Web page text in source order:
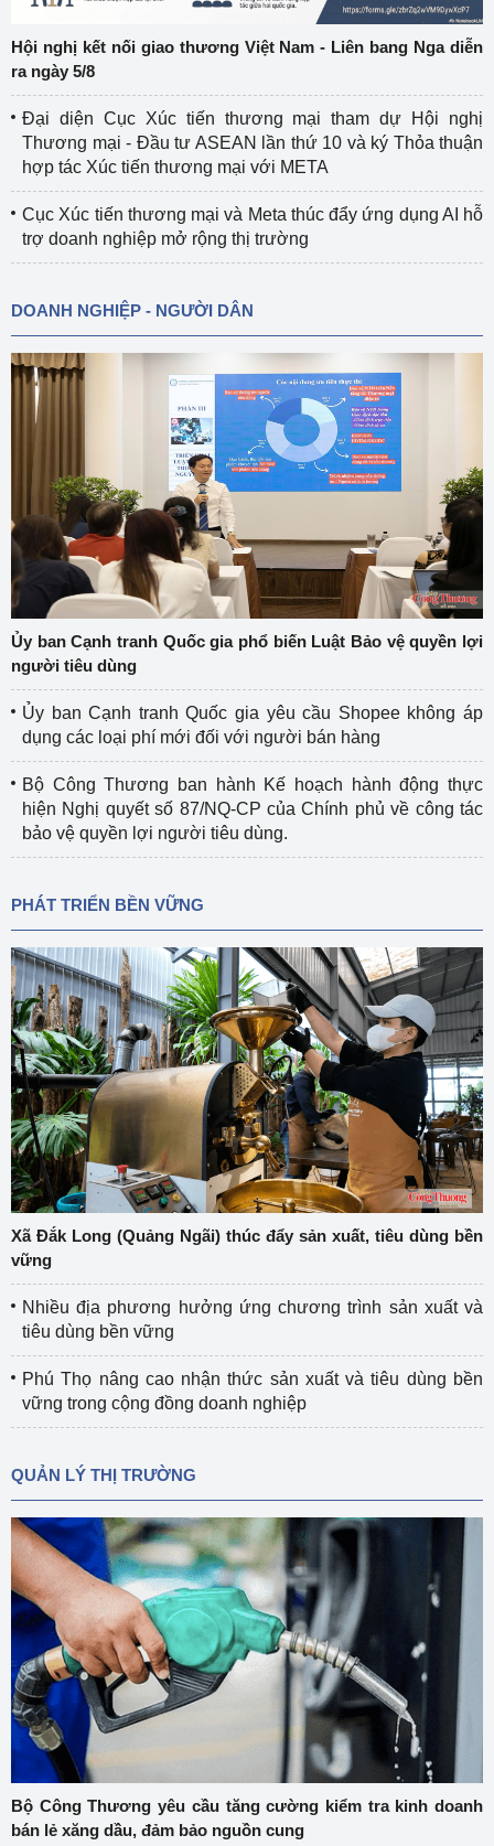
Hội nghị kết nối giao thương Việt Nam - Liên bang Nga diễn
ra ngày 5/8
Đại diện Cục Xúc tiến thương mại tham dự Hội nghị
Thương mại - Đầu tư ASEAN lần thứ 10 và ký Thỏa thuận
hợp tác Xúc tiến thương mại với META
Cục Xúc tiến thương mại và Meta thúc đẩy ứng dụng AI hỗ
trợ doanh nghiệp mở rộng thị trường
DOANH NGHIỆP - NGƯỜI DÂN
Ủy ban Cạnh tranh Quốc gia phổ biến Luật Bảo vệ quyền lợi
người tiêu dùng
Ủy ban Cạnh tranh Quốc gia yêu cầu Shopee không áp
dụng các loại phí mới đối với người bán hàng
Bộ Công Thương ban hành Kế hoạch hành động thực
hiện Nghị quyết số 87/NQ-CP của Chính phủ về công tác
bảo vệ quyền lợi người tiêu dùng.
PHÁT TRIỂN BỀN VỮNG
Xã Đắk Long (Quảng Ngãi) thúc đẩy sản xuất, tiêu dùng bền
vững
Nhiều địa phương hưởng ứng chương trình sản xuất và
tiêu dùng bền vững
Phú Thọ nâng cao nhận thức sản xuất và tiêu dùng bền
vững trong cộng đồng doanh nghiệp
QUẢN LÝ THỊ TRƯỜNG
Bộ Công Thương yêu cầu tăng cường kiểm tra kinh doanh
bán lẻ xăng dầu, đảm bảo nguồn cung